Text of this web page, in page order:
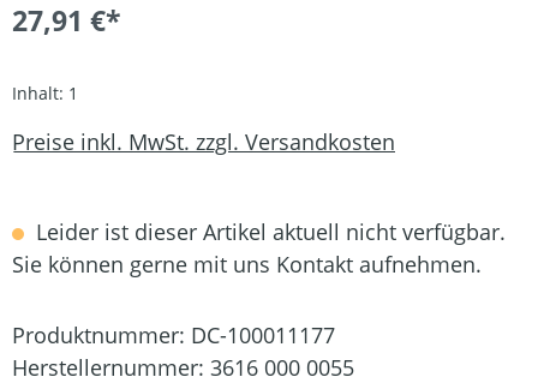
27,91 €*
Inhalt: 1
Preise inkl. MwSt. zzgl. Versandkosten
Leider ist dieser Artikel aktuell nicht verfügbar.
Sie können gerne mit uns Kontakt aufnehmen.
Produktnummer: DC-100011177
Herstellernummer: 3616 000 0055